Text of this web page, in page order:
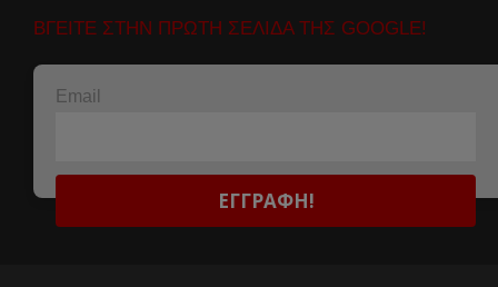
ΒΓΕΙΤΕ ΣΤΗΝ ΠΡΩΤΗ ΣΕΛΙΔΑ ΤΗΣ GOOGLE!
Email